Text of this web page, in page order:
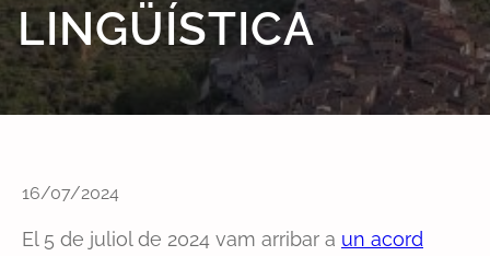
LINGÜÍSTICA
16/07/2024
El 5 de juliol de 2024 vam arribar a un acord